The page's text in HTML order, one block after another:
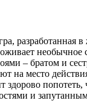
– братом и
на место
здорово
и